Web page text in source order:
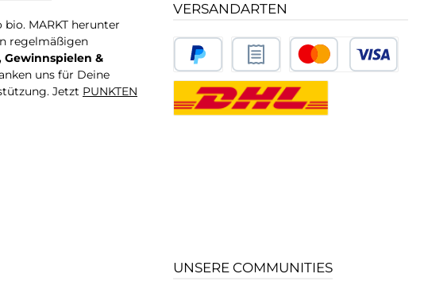
MARKT herunter
regelmäßigen
&
uns für Deine
Jetzt PUNKTEN
VERSANDARTEN
UNSERE COMMUNITIES